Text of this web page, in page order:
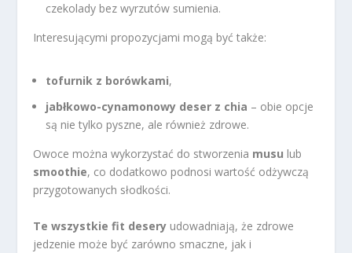
czekolady bez wyrzutów sumienia.
Interesującymi propozycjami mogą być także:
tofurnik z borówkami,
jabłkowo-cynamonowy deser z chia – obie opcje
są nie tylko pyszne, ale również zdrowe.
Owoce można wykorzystać do stworzenia musu lub
smoothie, co dodatkowo podnosi wartość odżywczą
przygotowanych słodkości.
Te wszystkie fit desery udowadniają, że zdrowe
jedzenie może być zarówno smaczne, jak i